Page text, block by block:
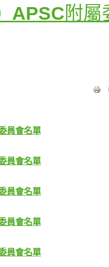
附
員會名單
員會名單
員會名單
員會名單
員會名單